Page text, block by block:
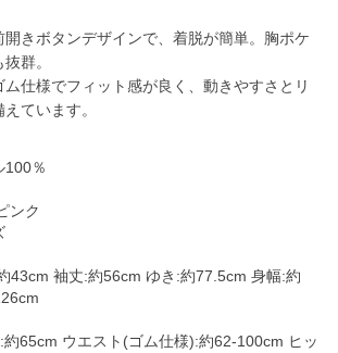
開きボタンデザインで、着脱が簡単。胸ポケ
群。
仕様でフィット感が良く、動きやすさとリ
ています。
100％
ンク
43cm 袖丈:約56cm ゆき:約77.5cm 身幅:約
65cm ウエスト(ゴム仕様):約62-100cm ヒッ